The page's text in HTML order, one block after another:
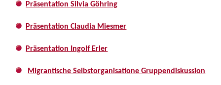
Präsentation Silvia Göhring
Präsentation Claudia Miesmer
Präsentation Ingolf Erler
Migrantische Selbstorganisatione Gruppendiskussion